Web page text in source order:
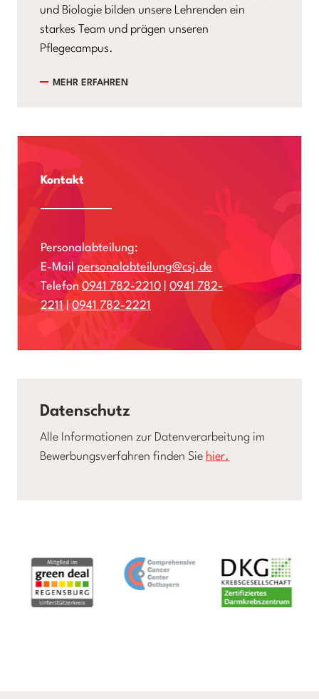
und Biologie bilden unsere Lehrenden ein
starkes Team und prägen unseren
Pflegecampus.
MEHR ERFAHREN
Kontakt
Personalabteilung:
E-Mail personalabteilung@csj.de
Telefon 0941 782-2210
0941 782-
2211|0941 782-2221
Datenschutz
Alle Informationen zur Datenverarbeitung im
Bewerbungsverfahren finden Sie hier.